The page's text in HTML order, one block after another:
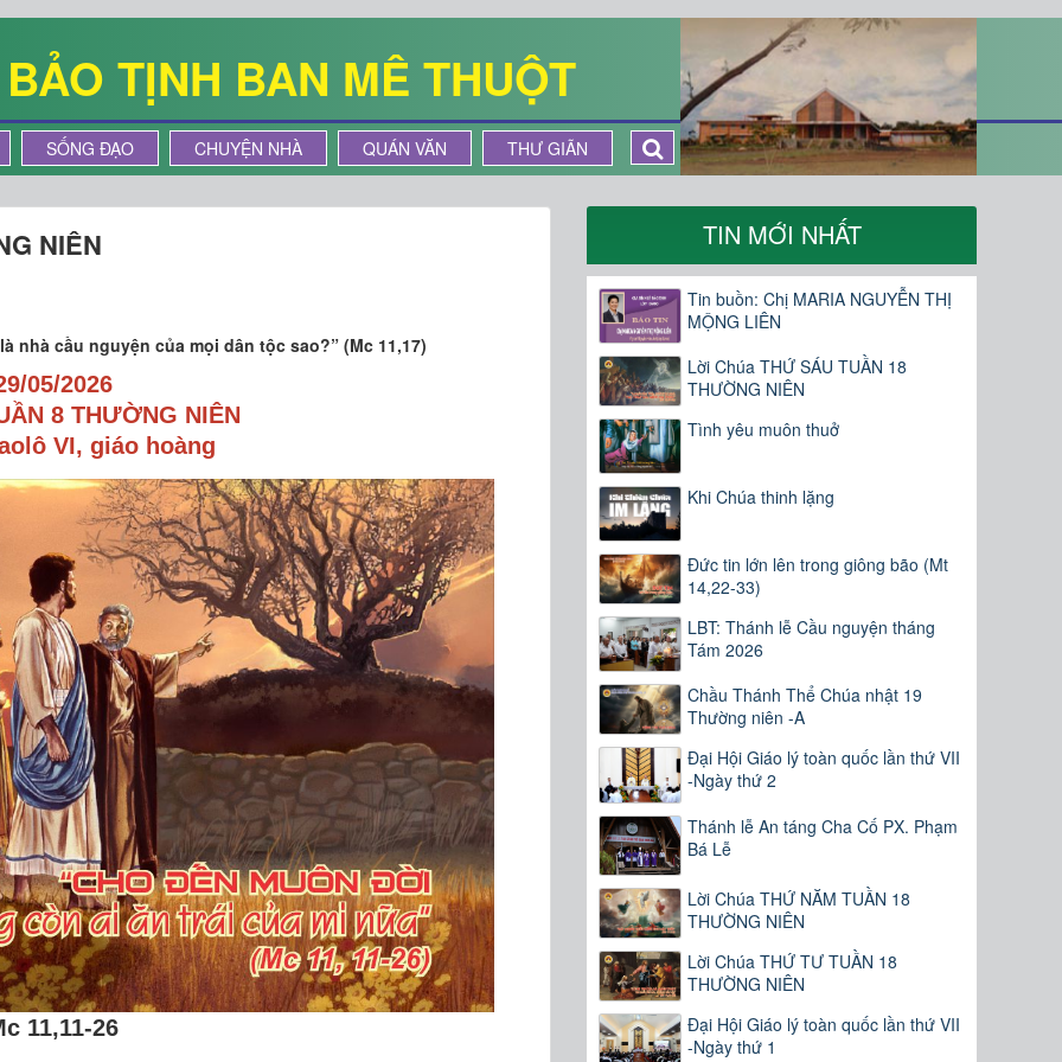
TỊNH BAN MÊ THUỘT
SỐNG ĐẠO CHUYỆN NHÀ QUÁN VĂN THƯ GIÃN
NIÊN
nhà cầu nguyện của mọi dân tộc sao?” (Mc 11,17)
05/2026
8 THƯỜNG NIÊN
VI, giáo hoàng
11,11-26
TIN MỚI NHẤT
Tin buồn: Chị MARIA NGUYỄN THỊ
MỘNG LIÊN
Lời Chúa THỨ SÁU TUẦN 18
THƯỜNG NIÊN
Tình yêu muôn thuở
Khi Chúa thinh lặng
Đức tin lớn lên trong giông bão (Mt
14,22-33)
LBT: Thánh lễ Cầu nguyện tháng
Tám 2026
Chầu Thánh Thể Chúa nhật 19
Thường niên -A
Đại Hội Giáo lý toàn quốc lần thứ VII
-Ngày thứ 2
Thánh lễ An táng Cha Cố PX. Phạm
Bá Lễ
Lời Chúa THỨ NĂM TUẦN 18
THƯỜNG NIÊN
Lời Chúa THỨ TƯ TUẦN 18
THƯỜNG NIÊN
Đại Hội Giáo lý toàn quốc lần thứ VII
-Ngày thứ 1